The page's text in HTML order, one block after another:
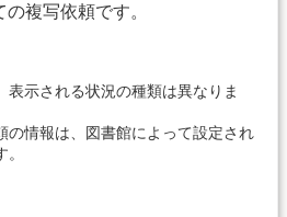
複写依頼です。
表示される状況の種類は異なりま
の情報は、図書館によって設定され